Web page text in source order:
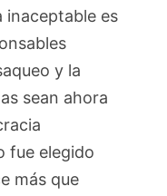
inaceptable es
y la
sean ahora
fue elegido
más que